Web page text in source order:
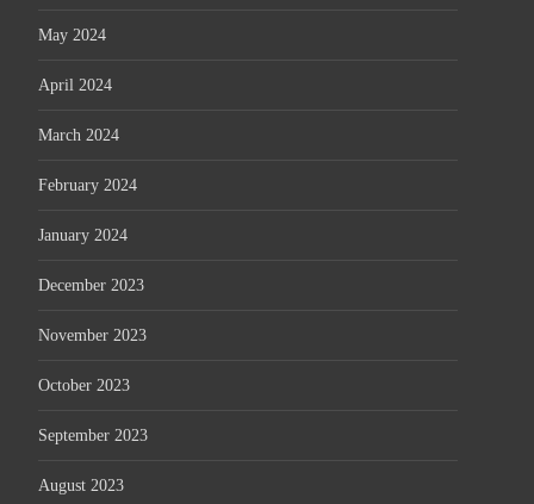
May 2024
April 2024
March 2024
February 2024
January 2024
December 2023
November 2023
October 2023
September 2023
August 2023